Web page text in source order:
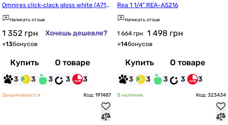
Omnires click-clack gloss white (A716
BP)
Написать отзыв
1 352 грн Хочешь дешевле?
+13бонусов
Купить О товаре
3 3 3 3 3
Rea 1 1/4" REA-A5216
Написать отзыв
1 664 грн 1 498 грн
+14бонусов
Купить О товаре
3 3 3 3 3
Заканчивается Код: 191487 В наличии Код: 323434